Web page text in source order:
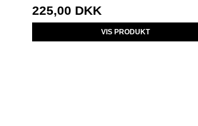
225,00 DKK
VIS PRODUKT